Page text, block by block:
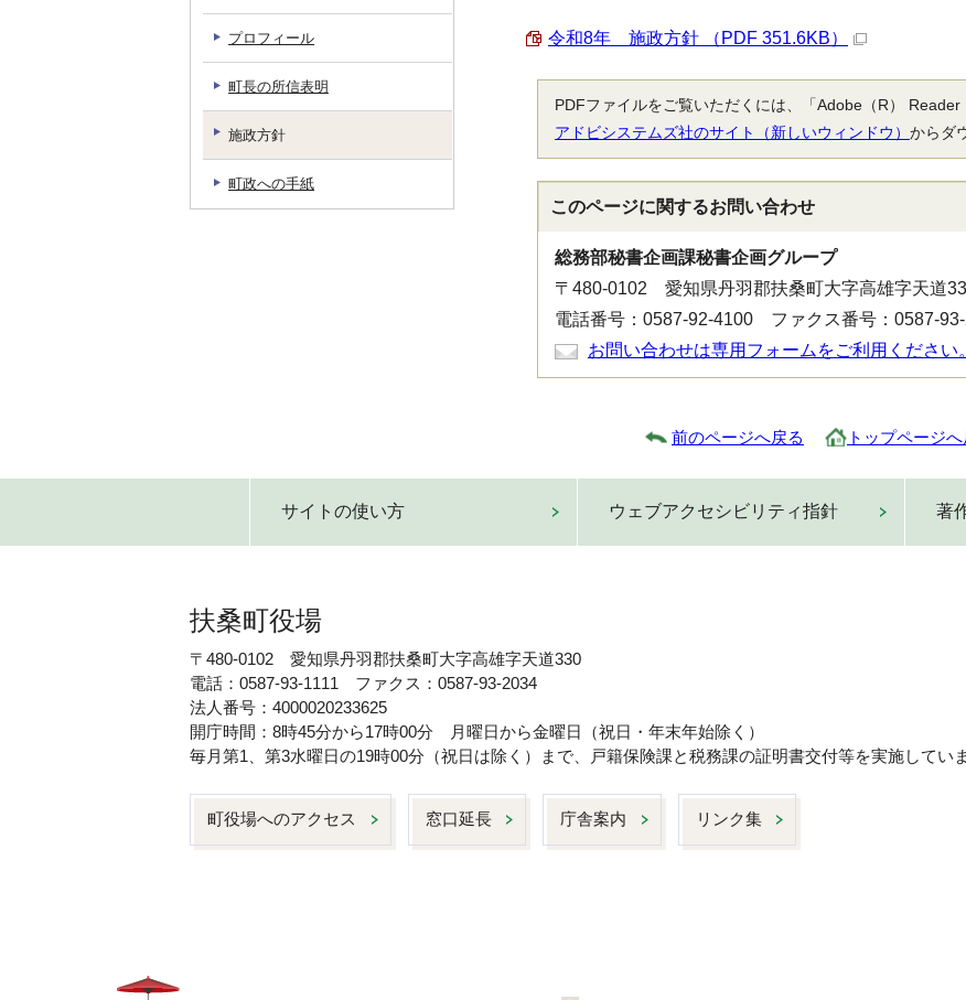
令和8年 施政方針 （PDF 351.6KB）
PDFファイルをご覧いただくには、「Adobe（R）
アドビシステムズ社のサイト（新しいウィンドウ） からダ
このページに関するお問い合わせ
総務部秘書企画課秘書企画グループ
〒480-0102 愛知県丹羽郡扶桑町大字高雄字天道
電話番号：0587-92-4100 ファクス番号：0587-
お問い合わせは専用フォームをご利用ください。
プロフィール
町長の所信表明
施政方針
町政への手紙
前のページへ戻る トップページへ
サイトの使い方 ウェブアクセシビリティ指針 著
扶桑町役場
〒480-0102 愛知県丹羽郡扶桑町大字高雄字天道330
電話：0587-93-1111 ファクス：0587-93-2034
法人番号：4000020233625
開庁時間：8時45分から17時00分 月曜日から金曜日（祝日・年末年始除く）
毎月第1、第3水曜日の19時00分（祝日は除く）まで、戸籍保険課と税務課の証明書交付等を実施していま
町役場へのアクセス 窓口延長 庁舎案内 リンク集